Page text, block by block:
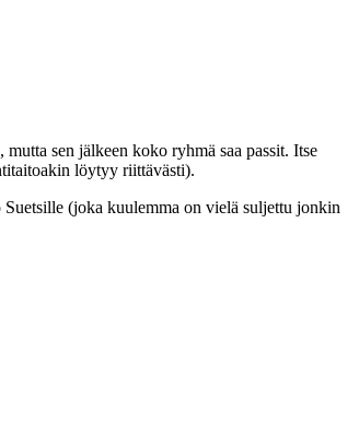
sen jälkeen koko ryhmä saa passit. Itse
löytyy riittävästi).
(joka kuulemma on vielä suljettu jonkin